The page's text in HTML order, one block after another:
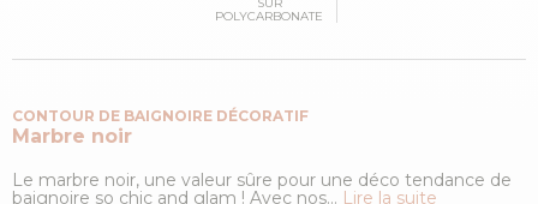
POLYCARBONATE
CONTOUR DE BAIGNOIRE DÉCORATIF
Marbre noir
Le marbre noir, une valeur sûre pour une déco tendance de
baignoire so chic and glam ! Avec nos... Lire la suite